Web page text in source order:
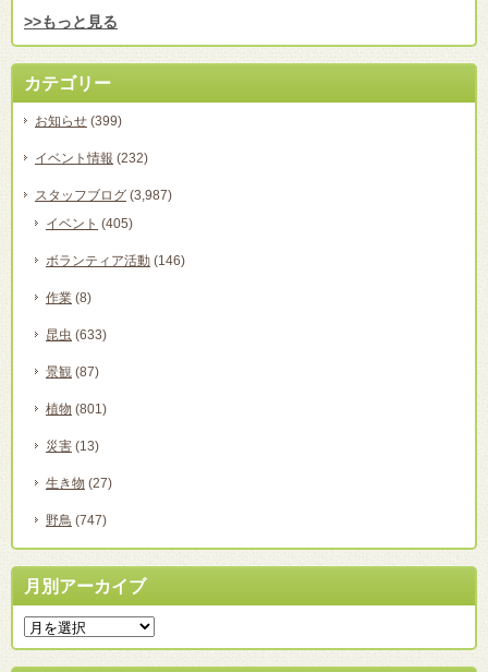
>>もっと見る
カテゴリー
お知らせ (399)
イベント情報 (232)
スタッフブログ (3,987)
イベント (405)
ボランティア活動 (146)
作業 (8)
昆虫 (633)
景観 (87)
植物 (801)
災害 (13)
生き物 (27)
野鳥 (747)
月別アーカイブ